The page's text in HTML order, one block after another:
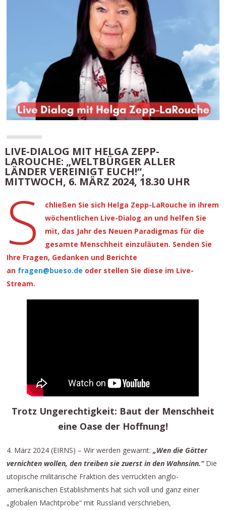
LIVE-DIALOG MIT HELGA ZEPP-
LAROUCHE: „WELTBÜRGER ALLER
LÄNDER VEREINIGT EUCH!“,
MITTWOCH, 6. MÄRZ 2024, 18.30 UHR
S
chließen Sie sich Helga Zepp-LaRouche in ihrem
wöchentlichen Live-Dialog an und helfen Sie
mit, das Jahr des Neuen Paradigmas für die
gesamte Menschheit einzuläuten. Senden Sie
Ihre Fragen, Gedanken und Berichte
an fragen@bueso.de oder stellen Sie diese im Live-
Stream.
Trotz Ungerechtigkeit: Baut der Menschheit
eine Oase der Hoffnung!
4. März 2024 (EIRNS) – Wir werden gewarnt:„Wen die Götter
vernichten wollen, den treiben sie zuerst in den Wahnsinn.“Die
utopische militärische Fraktion des verrückten anglo-
amerikanischen Establishments hat sich voll und ganz einer
„globalen Machtprobe“ mit Russland verschrieben,